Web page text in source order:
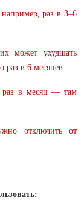
раз в 3–6
может ухудшать
раз в 6 месяцев.
в месяц — там
отключить от